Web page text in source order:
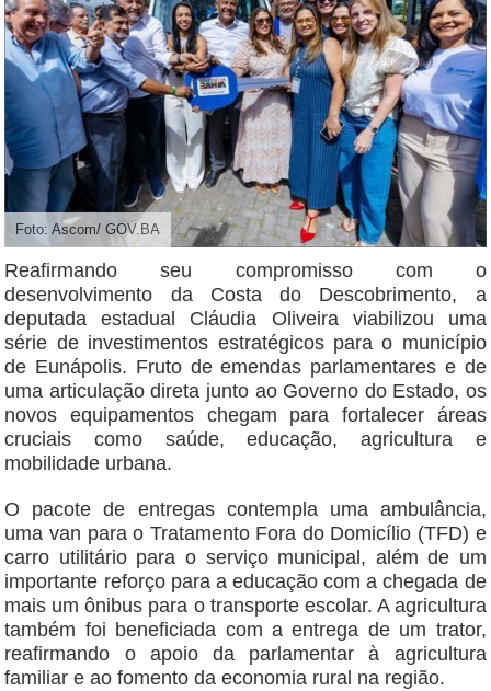
Foto: Ascom/ GOV.BA
Reafirmando seu compromisso com o
desenvolvimento da Costa do Descobrimento, a
deputada estadual Cláudia Oliveira viabilizou uma
série de investimentos estratégicos para o município
de Eunápolis. Fruto de emendas parlamentares e de
uma articulação direta junto ao Governo do Estado, os
novos equipamentos chegam para fortalecer áreas
cruciais como saúde, educação, agricultura e
mobilidade urbana.
O pacote de entregas contempla uma ambulância,
uma van para o Tratamento Fora do Domicílio (TFD) e
carro utilitário para o serviço municipal, além de um
importante reforço para a educação com a chegada de
mais um ônibus para o transporte escolar. A agricultura
também foi beneficiada com a entrega de um trator,
reafirmando o apoio da parlamentar à agricultura
familiar e ao fomento da economia rural na região.